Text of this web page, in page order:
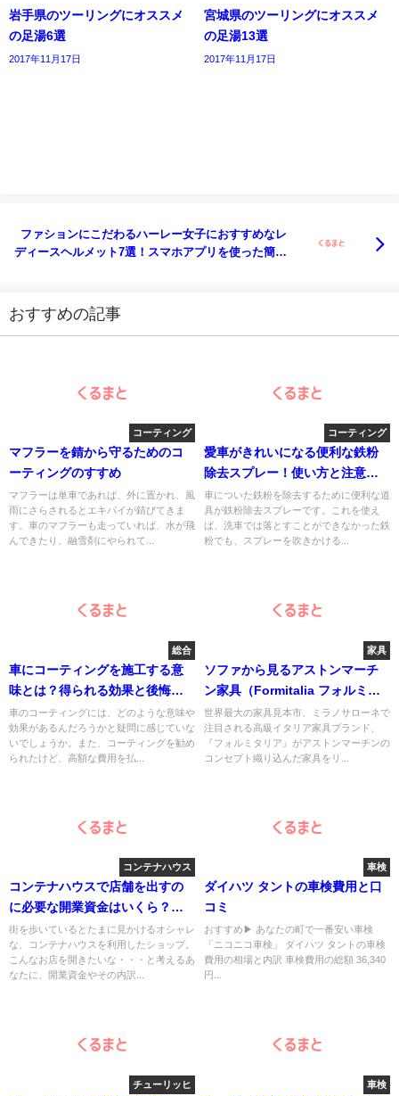
岩手県のツーリングにオススメ
の足湯6選
2017年11月17日
宮城県のツーリングにオススメ
の足湯13選
2017年11月17日
ファションにこだわるハーレー女子におすすめなレ
ディースヘルメット7選！スマホアプリを使った簡単
おすすめの記事
コーティング
マフラーを錆から守るためのコ
ーティングのすすめ
マフラーは単車であれば、外に置かれ、風
雨にさらされるとエキパイが錆びてきま
す。車のマフラーも走っていれば、水が飛
んできたり、融雪剤にやられて...
コーティング
愛車がきれいになる便利な鉄粉
除去スプレー！使い方と注意点
まとめ
車についた鉄粉を除去するために便利な道
具が鉄粉除去スプレーです。これを使え
ば、洗車では落とすことができなかった鉄
粉でも、スプレーを吹きかける...
総合
車にコーティングを施工する意
味とは？得られる効果と後悔し
ないための正しい情報を解説
車のコーティングには、どのような意味や
効果があるんだろうかと疑問に感じていな
いでしょうか。また、コーティングを勧め
られたけど、高額な費用を払...
家具
ソファから見るアストンマーチ
ン家具（Formitalia フォルミタ
リア家具）
世界最大の家具見本市、ミラノサローネで
注目される高級イタリア家具ブランド、
『フォルミタリア』がアストンマーチンの
コンセプト織り込んだ家具をリ...
コンテナハウス
コンテナハウスで店舗を出すの
に必要な開業資金はいくら？そ
の内訳は？
街を歩いているとたまに見かけるオシャレ
な、コンテナハウスを利用したショップ。
こんなお店を開きたいな・・・と考えるあ
なたに、開業資金やその内訳...
車検
ダイハツ タントの車検費用と口
コミ
おすすめ▶︎ あなたの町で一番安い車検
「ニコニコ車検」 ダイハツ タントの車検
費用の相場と内訳 車検費用の総額 36,340
円...
チューリッヒ 車検